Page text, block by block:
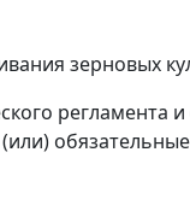
зерновых
регламента